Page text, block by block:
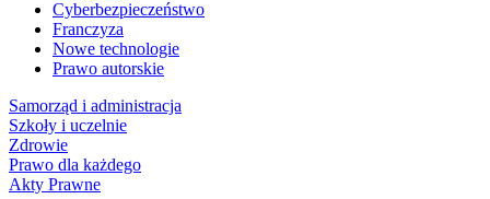
Cyberbezpieczeństwo
Franczyza
Nowe technologie
Prawo autorskie
Samorząd i administracja
Szkoły i uczelnie
Zdrowie
Prawo dla każdego
Akty Prawne